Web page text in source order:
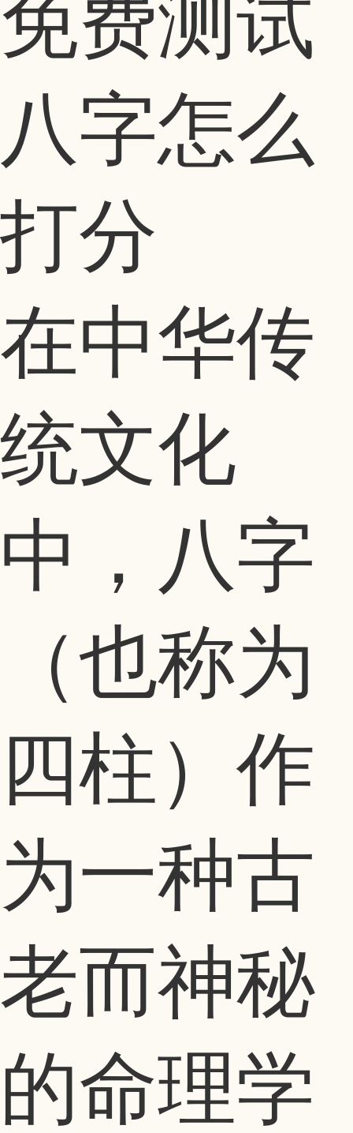
免费测试
八字怎么
打分
在中华传
统文化
中，八字
（也称为
四柱）作
为一种古
老而神秘
的命理学